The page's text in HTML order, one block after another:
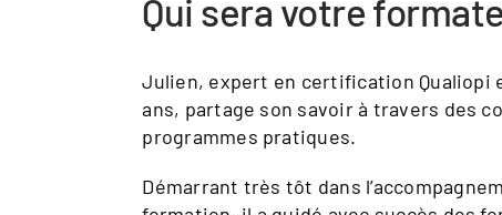
Qui sera votre
Julien, expert en certification Qualiopi
ans, partage son savoir à travers des
programmes pratiques.
Démarrant très tôt dans